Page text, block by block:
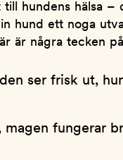
hundens hälsa
hund ett noga
är några tecken
ser frisk ut,
fungerar